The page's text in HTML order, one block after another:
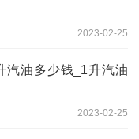
2023-02-25
汽油多少钱_1升汽油
2023-02-25